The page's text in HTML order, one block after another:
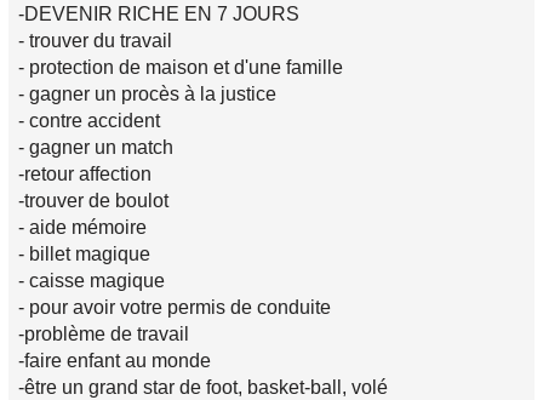
-DEVENIR RICHE EN 7 JOURS
- trouver du travail
- protection de maison et d'une famille
- gagner un procès à la justice
- contre accident
- gagner un match
-retour affection
-trouver de boulot
- aide mémoire
- billet magique
- caisse magique
- pour avoir votre permis de conduite
-problème de travail
-faire enfant au monde
-être un grand star de foot, basket-ball, volé